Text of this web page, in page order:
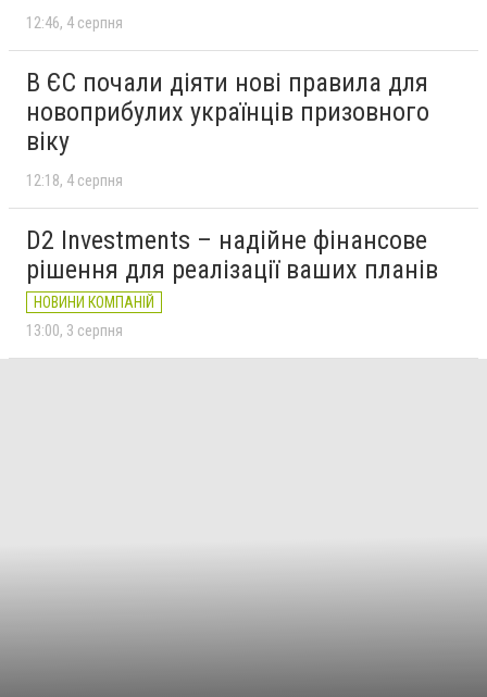
12:46 4 серпня
В ЄС почали діяти нові правила для
новоприбулих українців призовного
віку
12:18 4 серпня
D2 Investments – надійне фінансове
рішення для реалізації ваших планів
НОВИНИ КОМПАНІЙ
13:00 3 серпня